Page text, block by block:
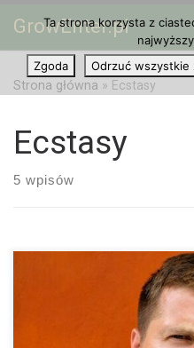
Przejdź do treści
GrowEnter.pl
Strona główna » Ecstasy
Ecstasy
5 wpisów
Regularne zażywanie ecstasy
Ta strona korzysta z
Zgoda
Odrzuć wszystkie